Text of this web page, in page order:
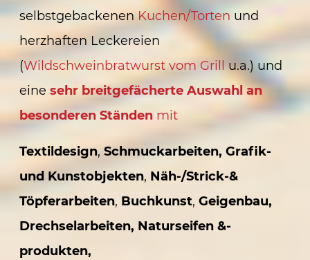
selbstgebackenenKuchen/Torten und
herzhaften Leckereien
(Wildschweinbratwurst vom Grill
u.a.) und
eine sehr breitgefächerte Auswahl an
besonderen Ständen mit
Textildesign, Schmuckarbeiten, Grafik-
und Kunstobjekten, Näh-/Strick-&
Töpferarbeiten, Buchkunst, Geigenbau,
Drechselarbeiten, Naturseifen &-
produkten,